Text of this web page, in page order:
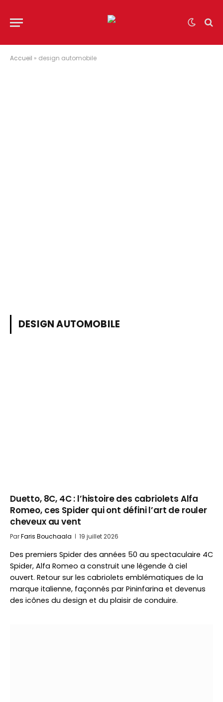
Accueil » design automobile
DESIGN AUTOMOBILE
Duetto, 8C, 4C : l’histoire des cabriolets Alfa
Romeo, ces Spider qui ont défini l’art de rouler
cheveux au vent
ParFaris Bouchaala 19 juillet 2026
Des premiers Spider des années 50 au spectaculaire 4C
Spider, Alfa Romeo a construit une légende à ciel
ouvert. Retour sur les cabriolets emblématiques de la
marque italienne, façonnés par Pininfarina et devenus
des icônes du design et du plaisir de conduire.